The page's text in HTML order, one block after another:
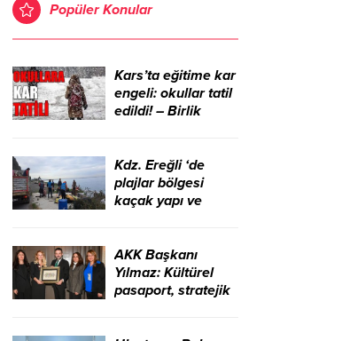
Popüler Konular
Kars’ta eğitime kar
engeli: okullar tatil
edildi! – Birlik
Kdz. Ereğli ‘de
plajlar bölgesi
kaçak yapı ve
Haber Ajansı
AKK Başkanı
Yılmaz: Kültürel
pasaport, stratejik